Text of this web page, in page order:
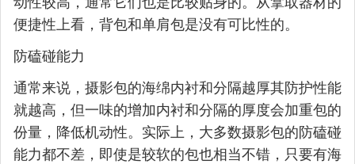
便捷性上看，背包和单肩包是没有可比性的。
防磕碰能力
通常来说，摄影包的海绵内衬和分隔越厚其防护性能
就越高，但一味的增加内衬和分隔的厚度会加重包的
份量，降低机动性。实际上，大多数摄影包的防磕碰
能力都不差，即使是较软的包也相当不错，只要有海